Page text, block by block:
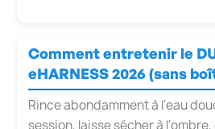
Comment entretenir le
eHARNESS 2026 (sans
Rince abondamment à l'eau
session, laisse sécher à